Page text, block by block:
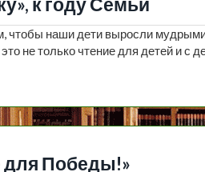
к году Семьи
чтобы наши дети выросли
не только чтение для детей и с
для Победы!»